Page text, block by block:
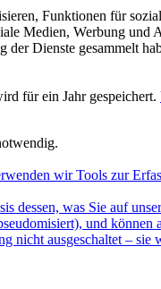
Funktionen für
Medien, Werbung
der Dienste gesammelt
für ein Jahr gespeichert.
wir Tools zur
dessen, was Sie auf
und
nicht ausgeschaltet –